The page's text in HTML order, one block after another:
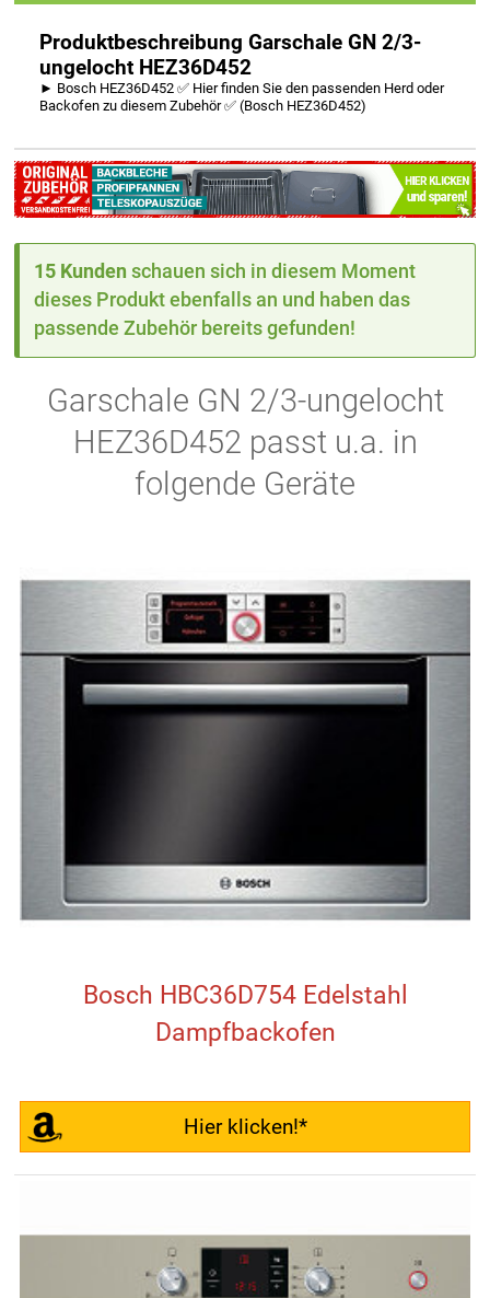
Produktbeschreibung Garschale GN 2/3-
ungelocht HEZ36D452
► Bosch HEZ36D452 ✅ Hier finden Sie den passenden Herd oder
Backofen zu diesem Zubehör ✅ (Bosch HEZ36D452)
15 Kunden schauen sich in diesem Moment
dieses Produkt ebenfalls an und haben das
passende Zubehör bereits gefunden!
Garschale GN 2/3-ungelocht
HEZ36D452 passt u.a. in
folgende Geräte
Bosch HBC36D754 Edelstahl
Dampfbackofen
Hier klicken!*